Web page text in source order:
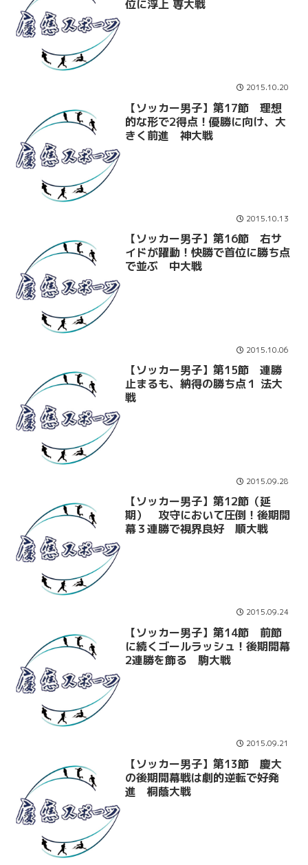
位に浮上 専大戦
2015.10.20
【ソッカー男子】第17節 理想
的な形で2得点！優勝に向け、大
きく前進 神大戦
2015.10.13
【ソッカー男子】第16節 右サ
イドが躍動！快勝で首位に勝ち点
で並ぶ 中大戦
2015.10.06
【ソッカー男子】第15節 連勝
止まるも、納得の勝ち点１ 法大
戦
2015.09.28
【ソッカー男子】第12節（延
期） 攻守において圧倒！後期開
幕３連勝で視界良好 順大戦
2015.09.24
【ソッカー男子】第14節 前節
に続くゴールラッシュ！後期開幕
2連勝を飾る 駒大戦
2015.09.21
【ソッカー男子】第13節 慶大
の後期開幕戦は劇的逆転で好発
進 桐蔭大戦